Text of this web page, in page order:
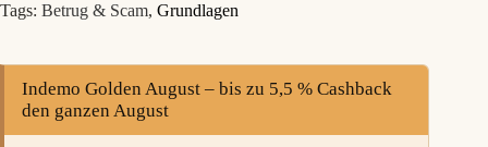
Tags: Betrug & Scam, Grundlagen
Indemo Golden August – bis zu 5,5 % Cashback
den ganzen August